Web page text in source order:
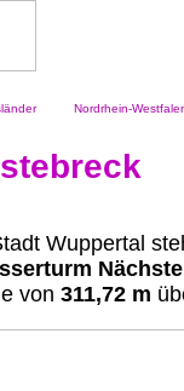
Nordrhein-
Wuppertal
von 311,72 m